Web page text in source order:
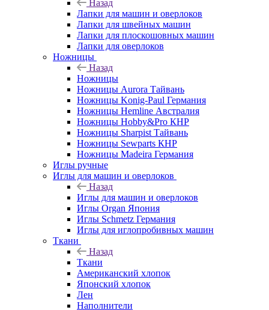
Назад
Лапки для машин и оверлоков
Лапки для швейных машин
Лапки для плоскошовных машин
Лапки для оверлоков
Ножницы
Назад
Ножницы
Ножницы Aurora Тайвань
Ножницы Konig-Paul Германия
Ножницы Hemline Австралия
Ножницы Hobby&Pro КНР
Ножницы Sharpist Тайвань
Ножницы Sewparts КНР
Ножницы Madeira Германия
Иглы ручные
Иглы для машин и оверлоков
Назад
Иглы для машин и оверлоков
Иглы Organ Япония
Иглы Schmetz Германия
Иглы для иглопробивных машин
Ткани
Назад
Ткани
Американский хлопок
Японский хлопок
Лен
Наполнители